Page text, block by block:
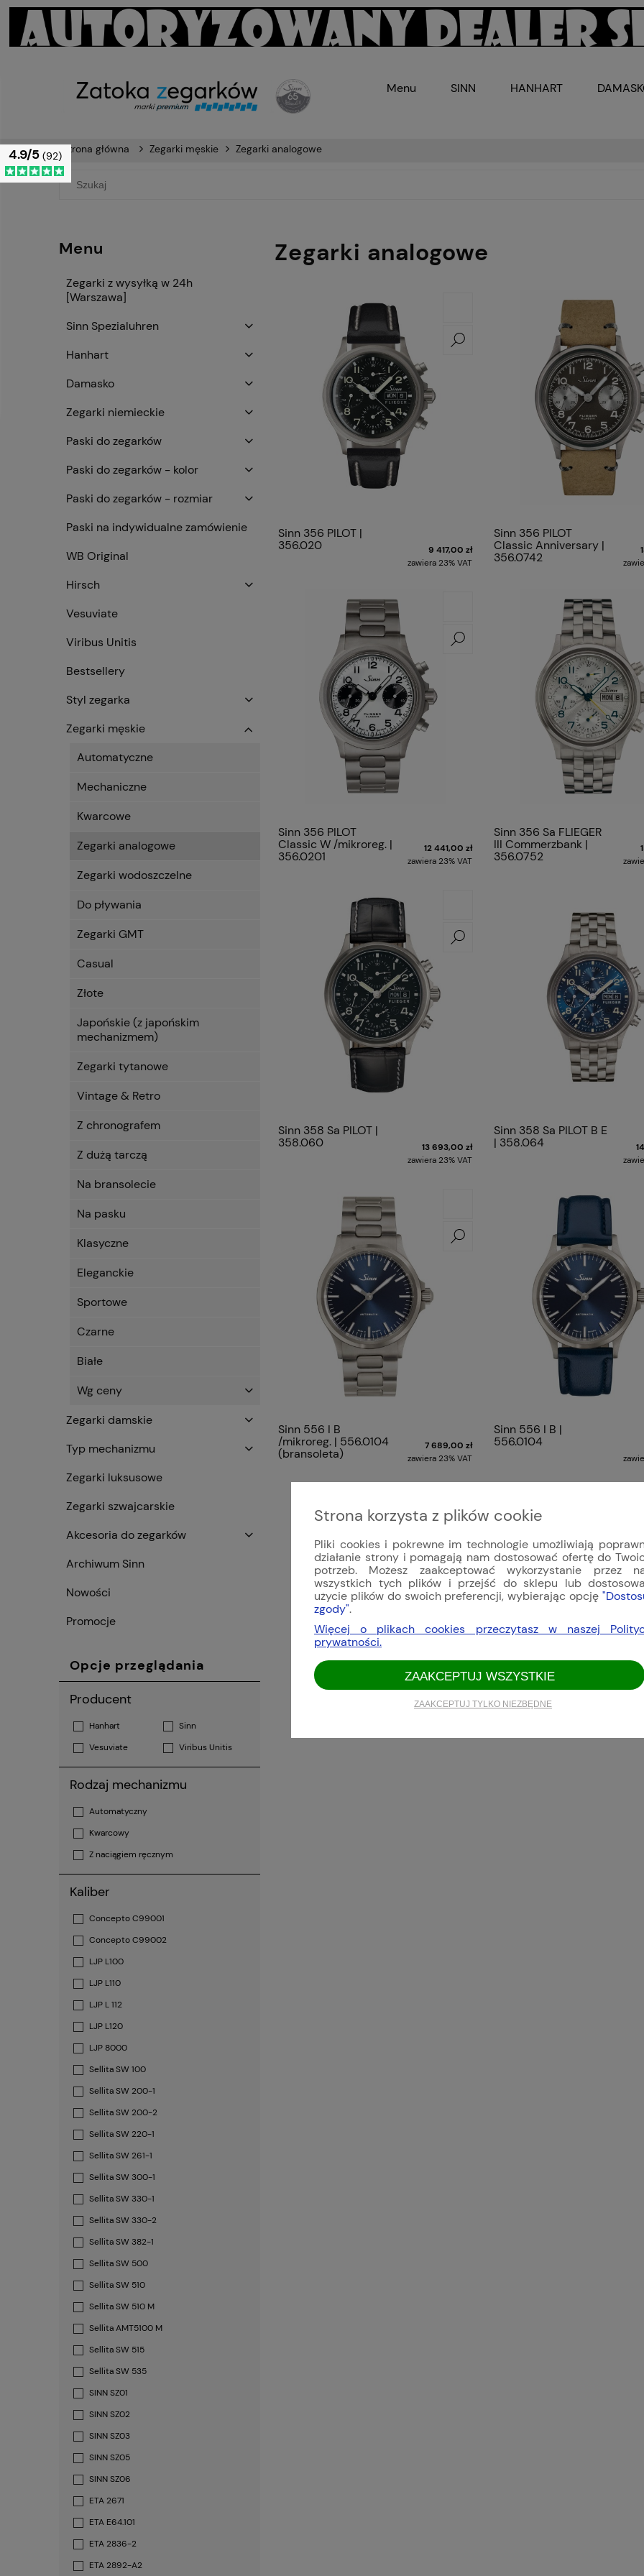
Menu SINN HANHART
Strona główna Zegarki męskie Zegarki analogowe
Menu
Zegarki z wysyłką w 24h
[Warszawa]
Sinn Spezialuhren
Hanhart
Damasko
Zegarki niemieckie
Paski do zegarków
Paski do zegarków - kolor
Paski do zegarków - rozmiar
Paski na indywidualne zamówienie
WB Original
Hirsch
Vesuviate
Viribus Unitis
Bestsellery
Styl zegarka
Zegarki męskie
Automatyczne
Mechaniczne
Kwarcowe
Zegarki analogowe
Zegarki wodoszczelne
Do pływania
Zegarki GMT
Casual
Złote
Japońskie (z japońskim
mechanizmem)
Zegarki tytanowe
Vintage & Retro
Z chronografem
Z dużą tarczą
Na bransolecie
Na pasku
Klasyczne
Eleganckie
Sportowe
Czarne
Białe
Wg ceny
Zegarki damskie
Typ mechanizmu
Zegarki luksusowe
Zegarki szwajcarskie
Akcesoria do zegarków
Archiwum Sinn
Nowości
Promocje
Opcje przeglądania
Producent
Hanhart
Sinn
Vesuviate
Viribus Unitis
Rodzaj mechanizmu
Automatyczny
Kwarcowy
Z naciągiem ręcznym
Kaliber
Concepto C99001
Concepto C99002
LJP L100
LJP L110
LJP L 112
LJP L120
LJP 8000
Sellita SW 100
Sellita SW 200-1
Sellita SW 200-2
Sellita SW 220-1
Sellita SW 261-1
Sellita SW 300-1
Sellita SW 330-1
Sellita SW 330-2
Sellita SW 382-1
Sellita SW 500
Sellita SW 510
Sellita SW 510 M
Sellita AMT5100 M
Sellita SW 515
Sellita SW 535
SINN SZ01
SINN SZ02
SINN SZ03
SINN SZ05
SINN SZ06
ETA 2671
ETA E64.101
ETA 2836-2
ETA 2892-A2
Zegarki analogowe
Sinn 356 PILOT |
356.020
9 417,00 zł
zawiera 23% VAT
Sinn 356 PILOT
Classic Anniversary |
356.0742
Sinn 356 PILOT
Classic W /mikroreg. |
356.0201
12 441,00 zł
zawiera 23% VAT
Sinn 356 Sa FLIEGER
III Commerzbank |
356.0752
Sinn 358 Sa PILOT |
358.060
13 693,00 zł
zawiera 23% VAT
Sinn 358 Sa PILOT B E
| 358.064
Sinn 556 I B
/mikroreg. | 556.0104
(bransoleta)
7 689,00 zł
zawiera 23% VAT
Sinn 556 I B |
556.0104
Strona korzysta z plików cookie
Pliki cookies i pokrewne im technologie umożliwiają
działanie strony i pomagają nam dostosować ofertę do
potrzeb. Możesz zaakceptować wykorzystanie przez
wszystkich tych plików i przejść do sklepu lub
użycie plików do swoich preferencji, wybierając opcję
zgody".
Więcej o plikach cookies przeczytasz w naszej
prywatności.
ZAAKCEPTUJ TYLKO NIEZBĘDNE
ZAAKCEPTUJ WSZYSTKIE
4.9/5 (92)